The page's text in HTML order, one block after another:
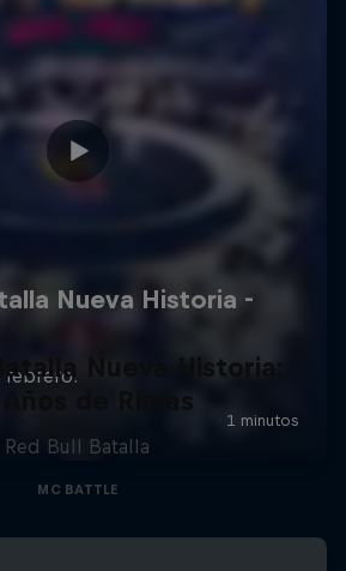
Nueva Historia:
de Rimas
Red Bull Batalla
MC BATTLE